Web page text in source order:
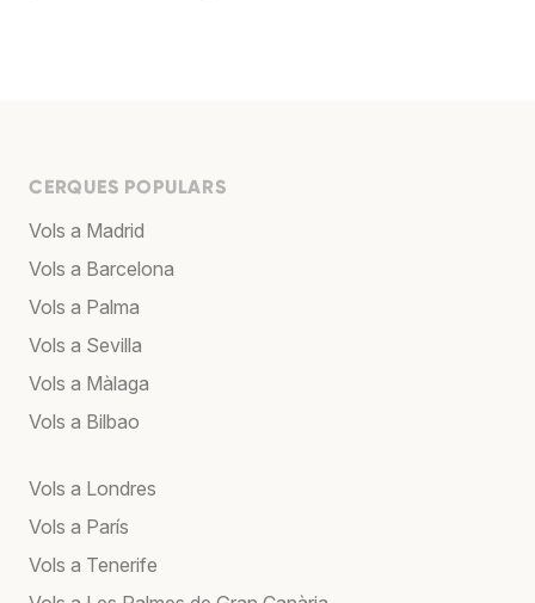
CERQUES POPULARS
Vols a Madrid
Vols a Barcelona
Vols a Palma
Vols a Sevilla
Vols a Màlaga
Vols a Bilbao
Vols a Londres
Vols a París
Vols a Tenerife